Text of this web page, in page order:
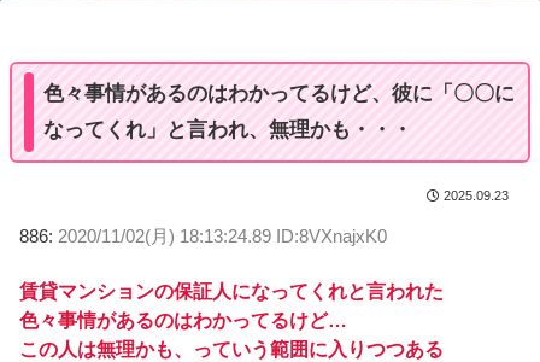
色々事情があるのはわかってるけど、彼に「〇〇に
なってくれ」と言われ、無理かも・・・
2025.09.23
886: 2020/11/02(月) 18:13:24.89 ID:8VXnajxK0
賃貸マンションの保証人になってくれと言われた
色々事情があるのはわかってるけど…
この人は無理かも、っていう範囲に入りつつある